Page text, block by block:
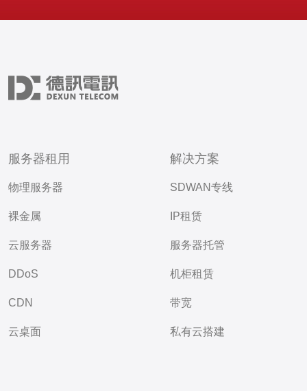
服务器租用
物理服务器
裸金属
云服务器
DDoS
CDN
云桌面
解决方案
SDWAN专线
IP租赁
服务器托管
机柜租赁
带宽
私有云搭建